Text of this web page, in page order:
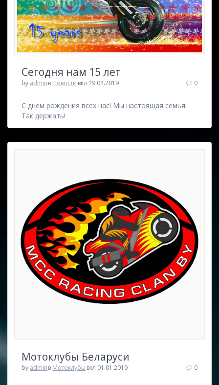
Сегодня нам 15 лет
by adminв Новости вкл 19.04.2019 0
С днем рождения всех нас! Мы настоящая семья!
Так держать!
Мотоклубы Беларуси
by adminв Мотоклубы вкл 01.01.2019 0